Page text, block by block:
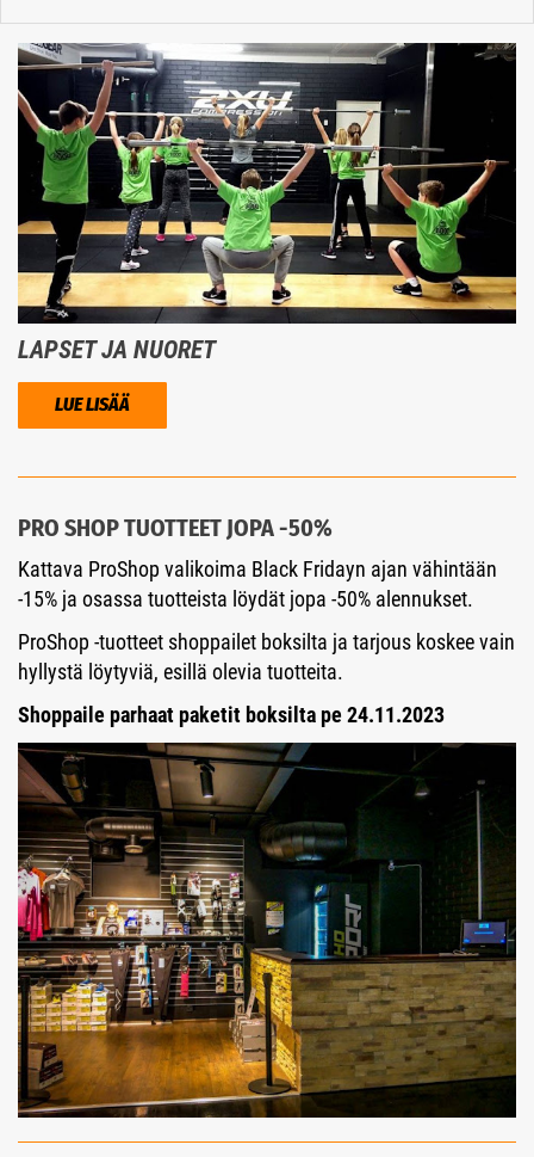
LAPSET JA NUORET
LUE LISÄÄ
PRO SHOP TUOTTEET JOPA -50%
Kattava ProShop valikoima Black Fridayn ajan vähintään
-15% ja osassa tuotteista löydät jopa -50% alennukset.
ProShop -tuotteet shoppailet boksilta ja tarjous koskee vain
hyllystä löytyviä, esillä olevia tuotteita.
Shoppaile parhaat paketit boksilta pe 24.11.2023